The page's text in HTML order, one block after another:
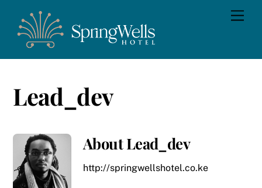
content
Lead_dev
AboutLead_dev
http://springwellshotel.co.ke